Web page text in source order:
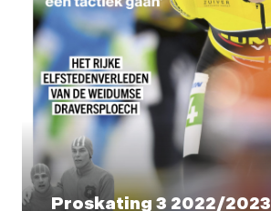
Proskating 3 2022/2023